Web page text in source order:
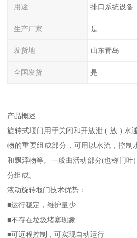
用途 排口系统设备
生产厂家 是
发货地 山东青岛
全国发货 是
产品概述
旋转式堰门用于关闭和开放泄 ( 放 ) 水
物的重要组成部分，可用以水流，控制
和飘浮物等。一般由活动部分(也称门叶
分组成。
液动旋转堰门技术优势：
■运行稳定，维护量少
■不存在垃圾堵塞现象
■可远程控制，可实现自动运行